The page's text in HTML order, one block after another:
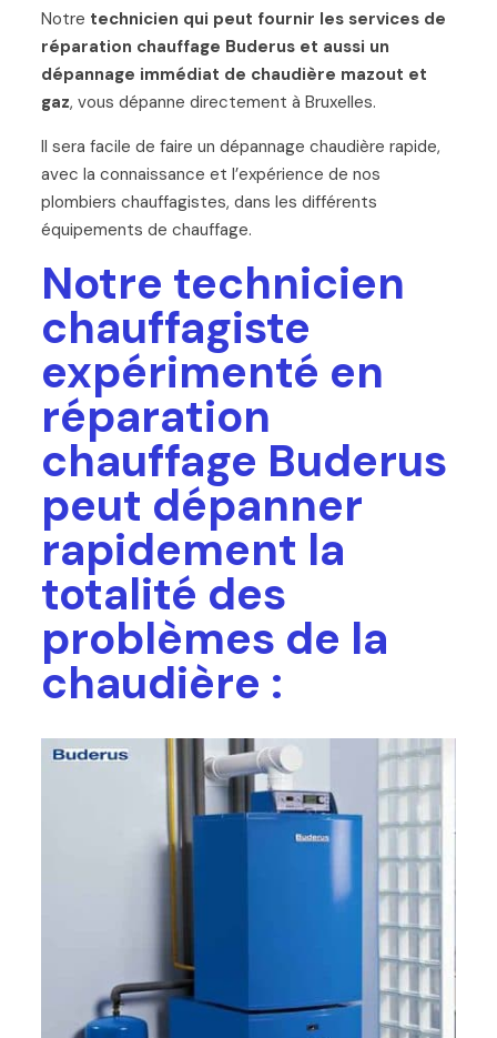
Notre technicien qui peut fournir les services de
réparation chauffage Buderus et aussi un
dépannage immédiat de chaudière mazout et
gaz, vous dépanne directement à Bruxelles.
Il sera facile de faire un dépannage chaudière rapide,
avec la connaissance et l’expérience de nos
plombiers chauffagistes, dans les différents
équipements de chauffage.
Notre technicien
chauffagiste
expérimenté en
réparation
chauffage Buderus
peut dépanner
rapidement la
totalité des
problèmes de la
chaudière :